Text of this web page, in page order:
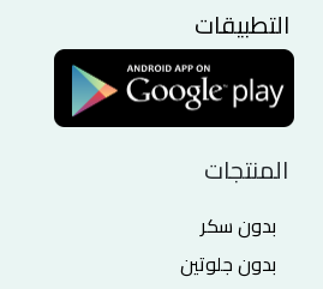
التطبيقات
المنتجات
بدون سكر
بدون جلوتين